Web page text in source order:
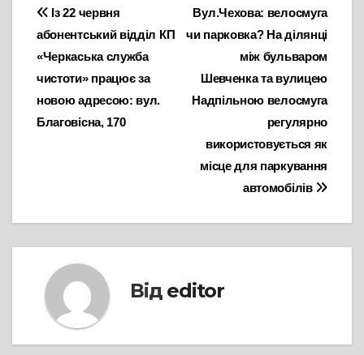
Навігація
записів
Вул.Чехова: велосмуга
чи парковка? На ділянці
між бульваром
Шевченка та вулицею
Надпільною велосмуга
регулярно
використовується як
місце для паркування
автомобілів
Із 22 червня
абонентський відділ КП
«Черкаська служба
чистоти» працює за
новою адресою: вул.
Благовісна, 170
Від editor